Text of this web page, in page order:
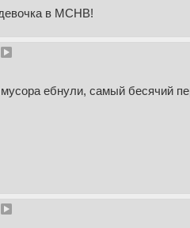
в МСНВ!
ебнули, самый бесячий